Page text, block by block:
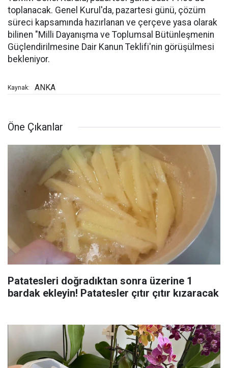
toplanacak. Genel Kurul'da, pazartesi günü, çözüm
süreci kapsamında hazırlanan ve çerçeve yasa olarak
bilinen "Milli Dayanışma ve Toplumsal Bütünleşmenin
Güçlendirilmesine Dair Kanun Teklifi'nin görüşülmesi
bekleniyor.
Kaynak: ANKA
Öne Çıkanlar
Patatesleri doğradıktan sonra üzerine 1
bardak ekleyin! Patatesler çıtır çıtır kızaracak